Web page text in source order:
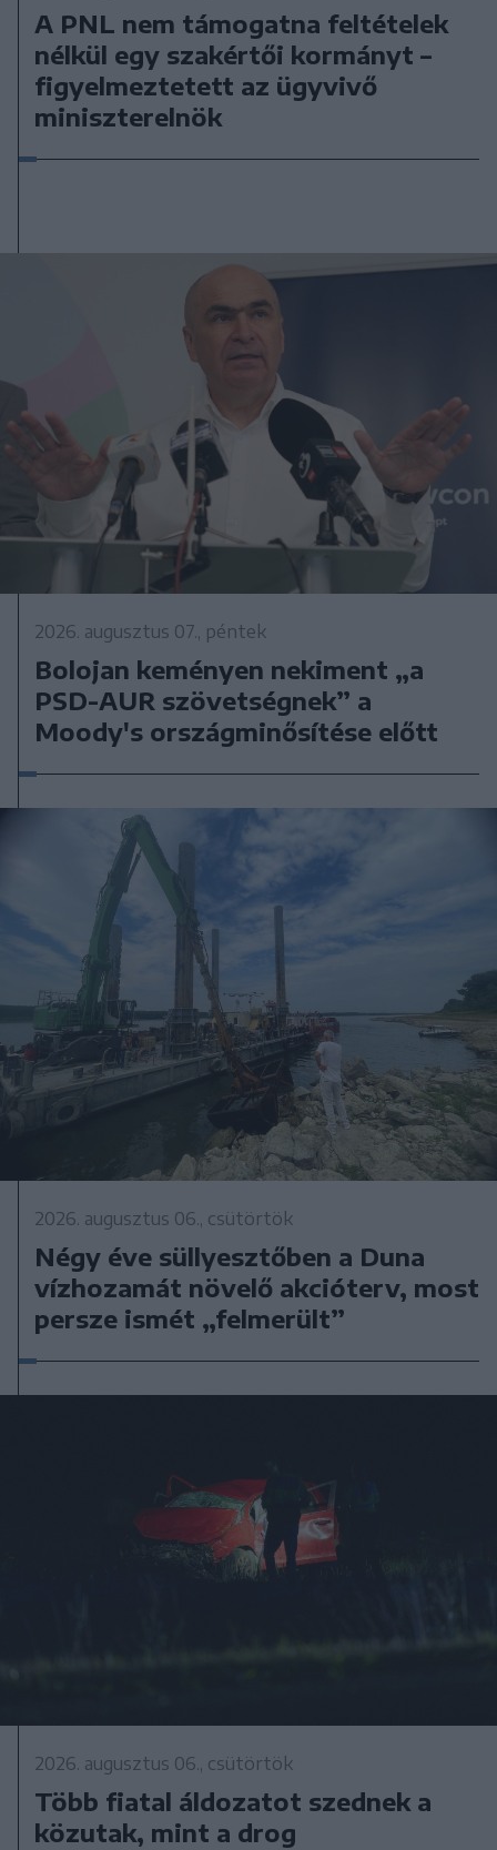
A PNL nem támogatna feltételek
nélkül egy szakértői kormányt –
figyelmeztetett az ügyvivő
miniszterelnök
2026. augusztus 07., péntek
Bolojan keményen nekiment „a
PSD-AUR szövetségnek” a
Moody's országminősítése előtt
2026. augusztus 06., csütörtök
Négy éve süllyesztőben a Duna
vízhozamát növelő akcióterv, most
persze ismét „felmerült”
2026. augusztus 06., csütörtök
Több fiatal áldozatot szednek a
közutak, mint a drog